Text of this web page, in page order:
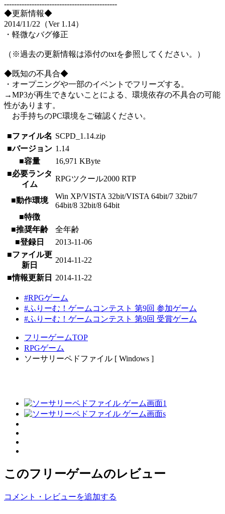
---------------------------------------------
◆更新情報◆
2014/11/22（Ver 1.14）
・軽微なバグ修正
（※過去の更新情報は添付のtxtを参照してください。）
◆既知の不具合◆
・オープニングや一部のイベントでフリーズする。
→MP3が再生できないことによる、環境依存の不具合の可能
性があります。
お手持ちのPC環境をご確認ください。
■ファイル名 SCPD_1.14.zip
■バージョン 1.14
■容量
16,971 KByte
■必要ランタ
イム
RPGツクール2000 RTP
■動作環境
Win XP/VISTA 32bit/VISTA 64bit/7 32bit/7
64bit/8 32bit/8 64bit
■特徴
■推奨年齢
全年齢
■登録日
2013-11-06
■ファイル更
新日
2014-11-22
■情報更新日 2014-11-22
#RPGゲーム
#ふりーむ！ゲームコンテスト 第9回 参加ゲーム
#ふりーむ！ゲームコンテスト 第9回 受賞ゲーム
フリーゲームTOP
RPGゲーム
ソーサリーペドファイル [ Windows ]
このフリーゲームのレビュー
コメント・レビューを追加する